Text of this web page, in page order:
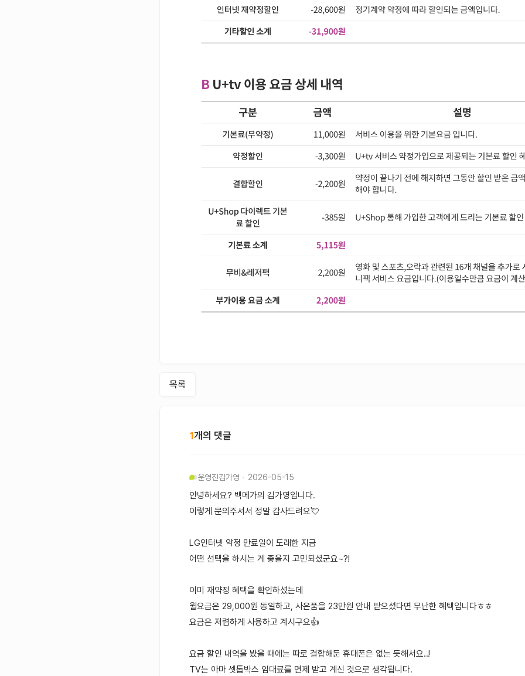
목록
1개의 댓글
운영진김가영 2026-05-15
안녕하세요? 백메가의 김가영입니다.
이렇게 문의주셔서 정말 감사드려요💘
LG인터넷 약정 만료일이 도래한 지금
어떤 선택을 하시는 게 좋을지 고민되셨군요~?!
이미 재약정 혜택을 확인하셨는데
월요금은 29,000원 동일하고, 사은품을 23만원 안내 받으셨다면 무난한 혜택입니다ㅎㅎ
요금은 저렴하게 사용하고 계시구요👍
요금 할인 내역을 봤을 때에는 따로 결합해둔 휴대폰은 없는 듯해서요..!
TV는 아마 셋톱박스 임대료를 면제 받고 계신 것으로 생각됩니다.